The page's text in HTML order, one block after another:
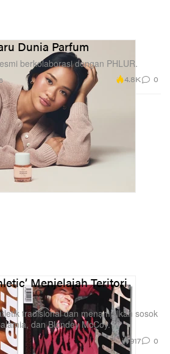
Dunia Parfum
berkolaborasi dengan PHLUR.
4.8K 0
Menjelajah Teritori
tradisional dan menampilkan sosok
dan Blondey McCoy.
917 0